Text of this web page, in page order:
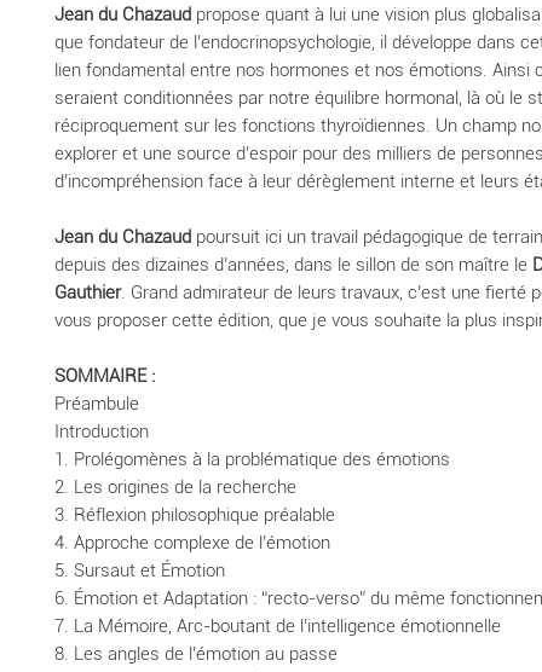
Jean du Chazaud propose quant à lui une vision plus
que fondateur de l’endocrinopsychologie, il développe dans
lien fondamental entre nos hormones et nos émotions. Ainsi
seraient conditionnées par notre équilibre hormonal, là où le
réciproquement sur les fonctions thyroïdiennes. Un champ
explorer et une source d’espoir pour des milliers de
d’incompréhension face à leur dérèglement interne et leurs
Jean du Chazaud poursuit ici un travail pédagogique de
depuis des dizaines d’années, dans le sillon de son maître le
Gauthier. Grand admirateur de leurs travaux, c’est une fierté
vous proposer cette édition, que je vous souhaite la plus
SOMMAIRE :
Préambule
Introduction
1. Prolégomènes à la problématique des émotions
2. Les origines de la recherche
3. Réflexion philosophique préalable
4. Approche complexe de l’émotion
5. Sursaut et Émotion
6. Émotion et Adaptation : “recto-verso” du même
7. La Mémoire, Arc-boutant de l’intelligence émotionnelle
8. Les angles de l’émotion au passe